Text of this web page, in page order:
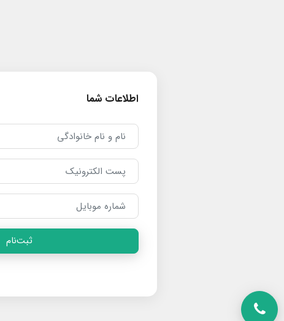
اطلاعات شما
ثبت‌نام